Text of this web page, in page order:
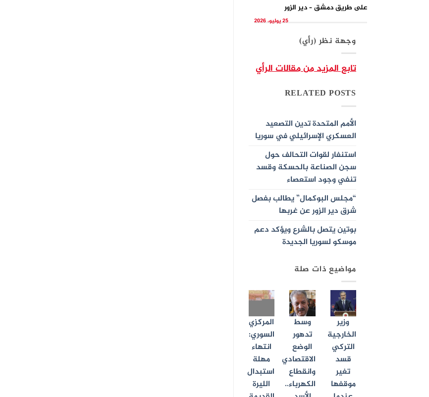
على طريق دمشق – دير الزور
25 يوليو، 2026
وجهة نظر (رأي)
تابع المزيد من مقالات الرأي
RELATED POSTS
الأمم المتحدة تدين التصعيد
العسكري الإسرائيلي في سوريا
استنفار لقوات التحالف حول
سجن الصناعة بالحسكة وقسد
تنفي وجود استعصاء
“مجلس البوكمال” يطالب بفصل
شرق دير الزور عن غربها
بوتين يتصل بالشرع ويؤكد دعم
موسكو لسوريا الجديدة
مواضيع ذات صلة
وزير
الخارجية
التركي
قسد
تغير
موقفها
وسط
تدهور
الوضع
الاقتصادي
وانقطاع
الكهرباء..
المركزي
السوري:
انتهاء
مهلة
استبدال
الليرة